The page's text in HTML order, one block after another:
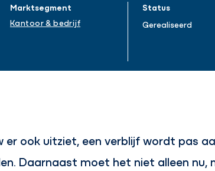
Marktsegment
Kantoor & bedrijf
Status
Gerealiseerd
er ook uitziet, een verblijf wordt pas
Daarnaast moet het niet alleen nu,